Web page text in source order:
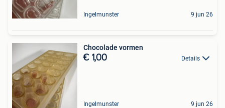
Ingelmunster 9 jun 26
Chocolade vormen
€ 1,00 Details
Ingelmunster 9 jun 26